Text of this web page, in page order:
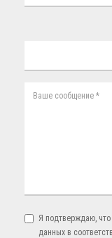
Я подтверждаю,
данных в